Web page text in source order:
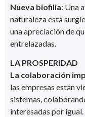
Nueva biofilia: Una
naturaleza está
una apreciación de
entrelazadas.
LA PROSPERIDAD
La colaboración
las empresas están
sistemas,
interesadas por igual.